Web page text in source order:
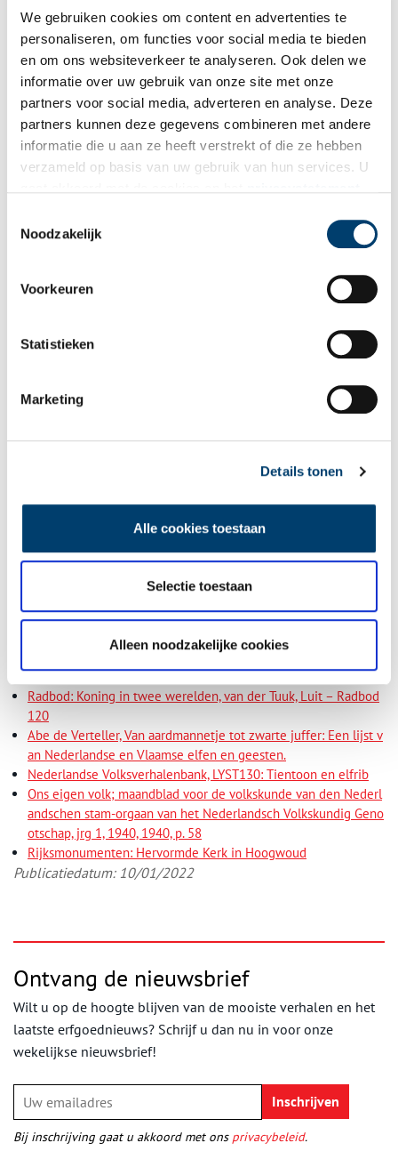
We gebruiken cookies om content en advertenties te
personaliseren, om functies voor social media te bieden
en om ons websiteverkeer te analyseren. Ook delen we
informatie over uw gebruik van onze site met onze
partners voor social media, adverteren en analyse. Deze
partners kunnen deze gegevens combineren met andere
informatie die u aan ze heeft verstrekt of die ze hebben
verzameld op basis van uw gebruik van hun services. U
Noodzakelijk
Voorkeuren
Statistieken
Marketing
Details tonen
Alle cookies toestaan
Selectie toestaan
Alleen noodzakelijke cookies
Hollandse graaf Floris V, dacht men eeuwenlang dat het veel
eerder door koning Radboud was gebouwd. Sommigen beweren
dat het huidige kasteel inderdaad uit de dertiende eeuw stamt,
maar onder de grond de fundamenten liggen van een veel ouder
fort. Deze oude Friese fundamenten van ‘Radbouds fort’ zijn
echter nooit teruggevonden.
Vanwege de vele legendes en verhalen is het kasteel uiteindelijk
officieel omgedoopt tot ‘Kasteel Radboud’ .
Wikimedia Commons.
Auteur:Judith van Amelsvoort, met dank aan Abe van der Veen.
Ostade, 1731 – 1732. Collectie Rijksmuseum, objectnummer:BI-B-
Bronnen:
Redbad (Radboud), koning der Friezen – biografie
Radbod: Koning in twee werelden, van der Tuuk, Luit – Radbod
120
Abe de Verteller, Van aardmannetje tot zwarte juffer: Een lijst v
an Nederlandse en Vlaamse elfen en geesten.
Nederlandse Volksverhalenbank, LYST130: Tientoon en elfrib
Ons eigen volk; maandblad voor de volkskunde van den Nederl
andschen stam-orgaan van het Nederlandsch Volkskundig Geno
otschap, jrg 1, 1940, 1940, p. 58
Rijksmonumenten: Hervormde Kerk in Hoogwoud
Publicatiedatum: 10/01/2022
Ontvang de nieuwsbrief
Wilt u op de hoogte blijven van de mooiste verhalen en het
laatste erfgoednieuws? Schrijf u dan nu in voor onze
wekelijkse nieuwsbrief!
Bij inschrijving gaat u akkoord met ons privacybeleid.